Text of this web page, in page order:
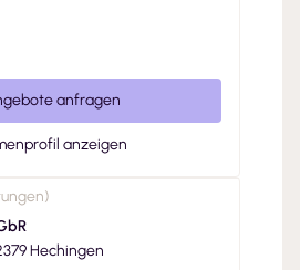
anfragen
anzeigen
)
13, 72379 Hechingen